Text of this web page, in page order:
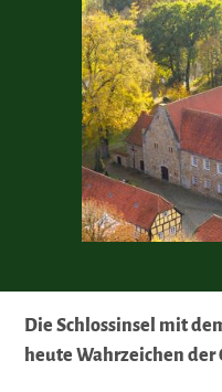
Die Schlossinsel mit
heute Wahrzeichen der